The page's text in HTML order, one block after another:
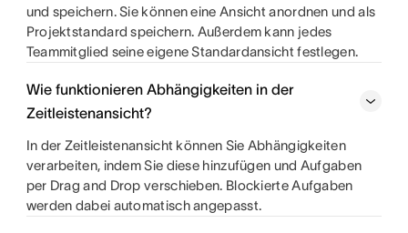
und speichern. Sie können eine Ansicht anordnen und als
Projektstandard speichern. Außerdem kann jedes
Teammitglied seine eigene Standardansicht festlegen.
Wie funktionieren Abhängigkeiten in der
Zeitleistenansicht?
In der Zeitleistenansicht können Sie Abhängigkeiten
verarbeiten, indem Sie diese hinzufügen und Aufgaben
per Drag and Drop verschieben. Blockierte Aufgaben
werden dabei automatisch angepasst.